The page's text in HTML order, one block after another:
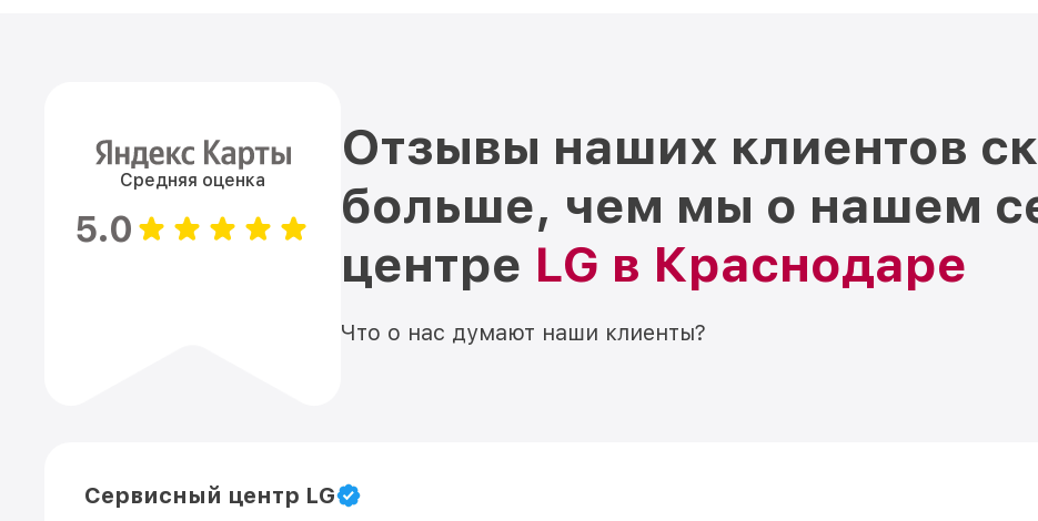
Средняя оценка
5.0
Отзывы наших клиентов
больше, чем мы о нашем
центре LG в Краснодаре
Что о нас думают наши клиенты?
Сервисный центр LG